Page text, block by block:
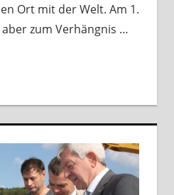
Ort mit der Welt. Am 1.
zum Verhängnis …